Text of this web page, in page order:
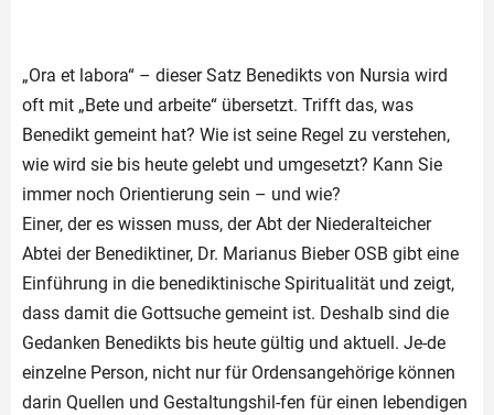
„Ora et labora“ – dieser Satz Benedikts von Nursia wird
oft mit „Bete und arbeite“ übersetzt. Trifft das, was
Benedikt gemeint hat? Wie ist seine Regel zu verstehen,
wie wird sie bis heute gelebt und umgesetzt? Kann Sie
immer noch Orientierung sein – und wie?
Einer, der es wissen muss, der Abt der Niederalteicher
Abtei der Benediktiner, Dr. Marianus Bieber OSB gibt eine
Einführung in die benediktinische Spiritualität und zeigt,
dass damit die Gottsuche gemeint ist. Deshalb sind die
Gedanken Benedikts bis heute gültig und aktuell. Je-de
einzelne Person, nicht nur für Ordensangehörige können
darin Quellen und Gestaltungshil-fen für einen lebendigen